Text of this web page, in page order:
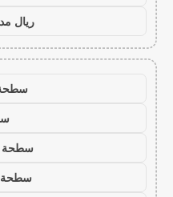
ريال
سطحة
سطحة